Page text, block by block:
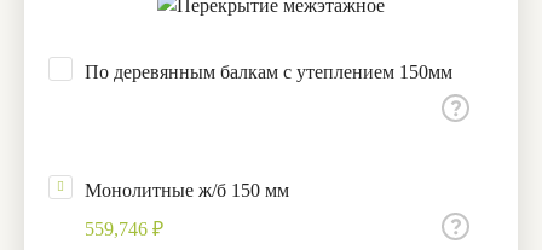
По деревянным балкам с утеплением 150мм
Монолитные ж/б 150 мм
559,746 ₽